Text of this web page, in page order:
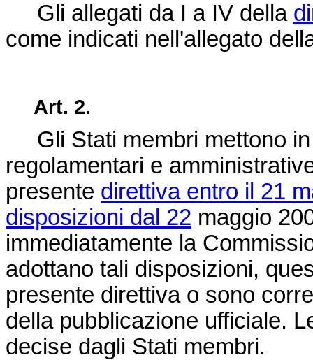
Gli allegati da I a IV della
come indicati nell'allegato
Art. 2.
Gli Stati membri mettono in
regolamentari e
presente direttiva entro il 21
disposizioni dal 22 maggio
immediatamente la
adottano tali disposizioni,
presente direttiva o sono
della pubblicazione ufficiale.
decise dagli Stati membri.